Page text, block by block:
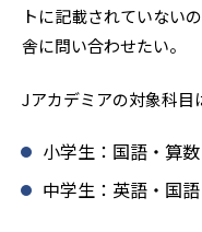
トに記載されていない
舎に問い合わせたい。
Jアカデミアの対象科目
小学生：国語・算
中学生：英語・国